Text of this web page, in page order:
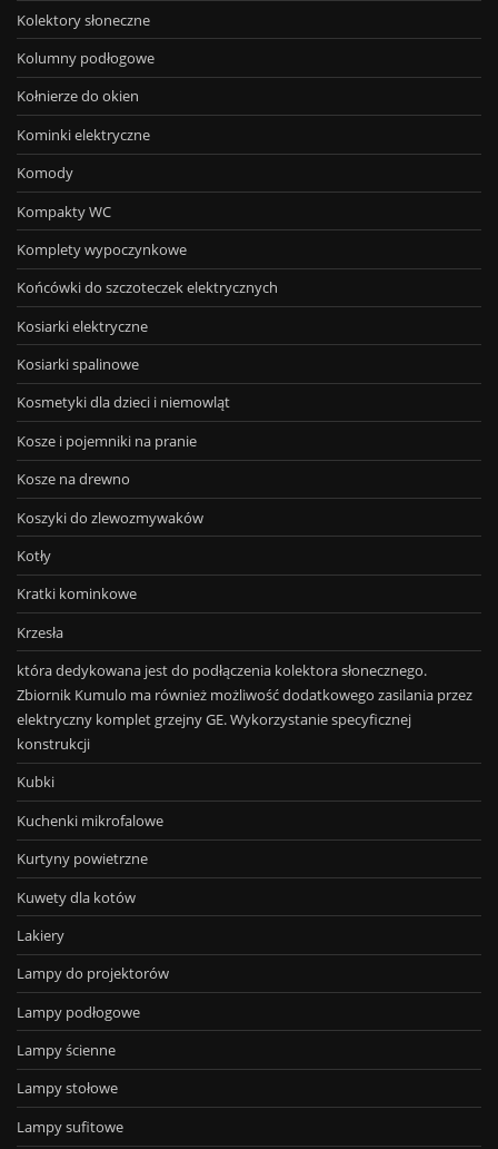
Kolektory słoneczne
Kolumny podłogowe
Kołnierze do okien
Kominki elektryczne
Komody
Kompakty WC
Komplety wypoczynkowe
Końcówki do szczoteczek elektrycznych
Kosiarki elektryczne
Kosiarki spalinowe
Kosmetyki dla dzieci i niemowląt
Kosze i pojemniki na pranie
Kosze na drewno
Koszyki do zlewozmywaków
Kotły
Kratki kominkowe
Krzesła
która dedykowana jest do podłączenia kolektora słonecznego.
Zbiornik Kumulo ma również możliwość dodatkowego zasilania przez
elektryczny komplet grzejny GE. Wykorzystanie specyficznej
konstrukcji
Kubki
Kuchenki mikrofalowe
Kurtyny powietrzne
Kuwety dla kotów
Lakiery
Lampy do projektorów
Lampy podłogowe
Lampy ścienne
Lampy stołowe
Lampy sufitowe